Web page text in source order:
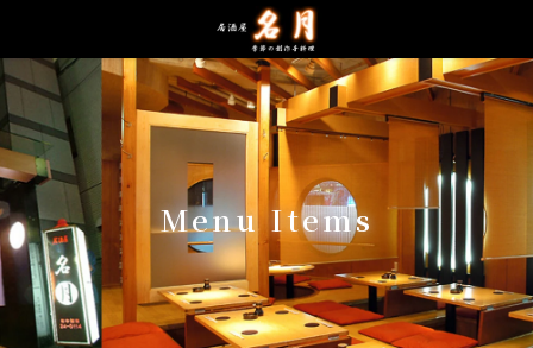
テ
ン
ツ
に
移
動
ゲ
ー
シ
ョ
ン
に
移
動
Menu Items